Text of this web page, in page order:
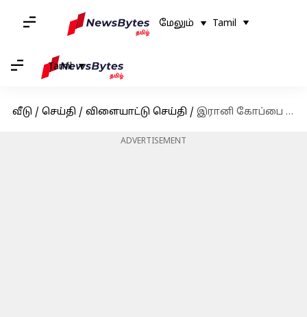
மேலும் Tamil
Tamil
வீடு / செய்தி / விளையாட்டு செய்தி / இரானி கோப்பை 2023 : யஜஷ்வி ஜெய்ஸ்வால் இரட்டை சதத்தால் வலுவான நிலையில் ரெஸ்ட் ஆஃப் இந்தியா
ADVERTISEMENT